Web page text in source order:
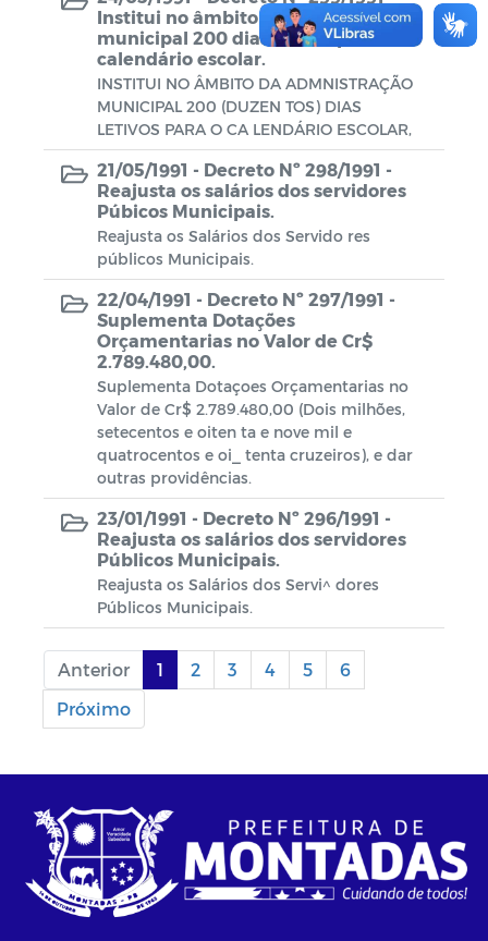
Institui no âmbito da administração
municipal 200 dias letivos para o
calendário escolar.
INSTITUI NO ÂMBITO DA ADMNISTRAÇÃO
MUNICIPAL 200 (DUZEN TOS) DIAS
LETIVOS PARA O CA LENDÁRIO ESCOLAR,
21/05/1991 - Decreto Nº 298/1991 -
Reajusta os salários dos servidores
Púbicos Municipais.
Reajusta os Salários dos Servido res
públicos Municipais.
22/04/1991 - Decreto Nº 297/1991 -
Suplementa Dotações
Orçamentarias no Valor de Cr$
2.789.480,00.
Suplementa Dotaçoes Orçamentarias no
Valor de Cr$ 2.789.480,00 (Dois milhões,
setecentos e oiten ta e nove mil e
quatrocentos e oi_ tenta cruzeiros), e dar
outras providências.
23/01/1991 - Decreto Nº 296/1991 -
Reajusta os salários dos servidores
Públicos Municipais.
Reajusta os Salários dos Servi^ dores
Públicos Municipais.
Anterior 1 2 3 4 5
6
Próximo